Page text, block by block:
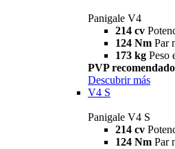
Panigale V4
214 cv
124 Nm Par
173 kg Peso
PVP
Descubrir más
V4 S
Panigale V4 S
214 cv
124 Nm Par